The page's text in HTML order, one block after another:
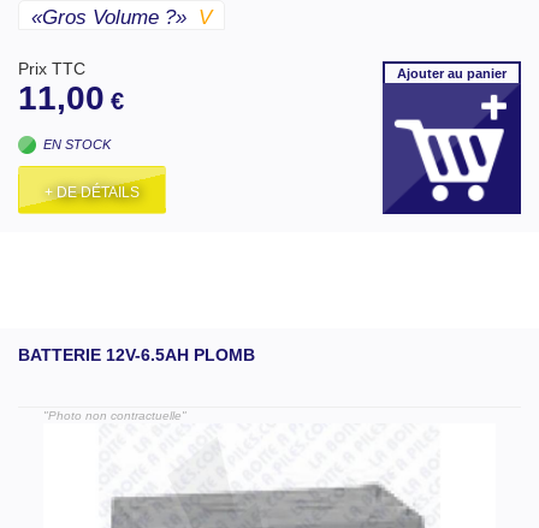
«gros Volume ?» V
Prix TTC
11,00 €
EN STOCK
+ DE DÉTAILS
Ajouterau panier
BATTERIE 12V-6.5AH PLOMB
"Photo non contractuelle"